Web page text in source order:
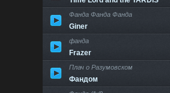
Фанда Фанда Фанда
Giner
фанда
Frazer
Плач о Разумовском
Фандом